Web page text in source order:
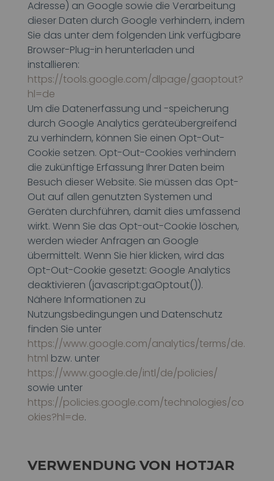
Adresse) an Google sowie die Verarbeitung
dieser Daten durch Google verhindern, indem
Sie das unter dem folgenden Link verfügbare
Browser-Plug-in herunterladen und
installieren:
https://tools.google.com/dlpage/gaoptout?
hl=de
Um die Datenerfassung und -speicherung
durch Google Analytics geräteübergreifend
zu verhindern, können Sie einen Opt-Out-
Cookie setzen. Opt-Out-Cookies verhindern
die zukünftige Erfassung Ihrer Daten beim
Besuch dieser Website. Sie müssen das Opt-
Out auf allen genutzten Systemen und
Geräten durchführen, damit dies umfassend
wirkt. Wenn Sie das Opt-out-Cookie löschen,
werden wieder Anfragen an Google
übermittelt. Wenn Sie hier klicken, wird das
Opt-Out-Cookie gesetzt: Google Analytics
deaktivieren (javascript:gaOptout()).
Nähere Informationen zu
Nutzungsbedingungen und Datenschutz
finden Sie unter
https://www.google.com/analytics/terms/de.
html bzw. unter
https://www.google.de/intl/de/policies/
sowie unter
https://policies.google.com/technologies/co
okies?hl=de.
VERWENDUNG VON HOTJAR